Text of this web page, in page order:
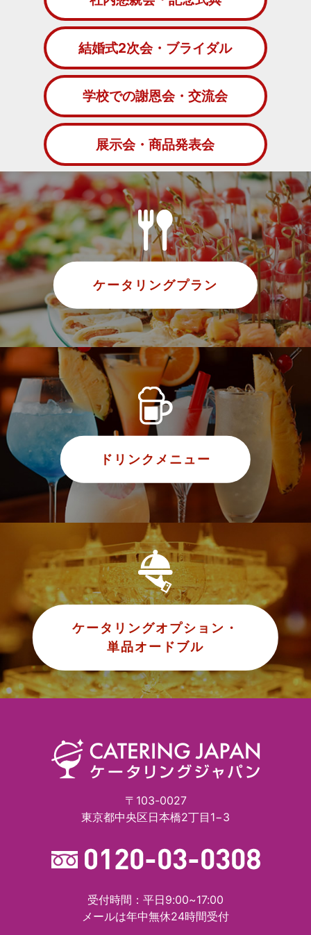
結婚式2次会・ブライダル
学校での謝恩会・交流会
展示会・商品発表会
ケータリングプラン
ドリンクメニュー
ケータリングオプション・
単品オードブル
〒103-0027
東京都中央区日本橋2丁目1−3
受付時間：平日9:00~17:00
メールは年中無休24時間受付